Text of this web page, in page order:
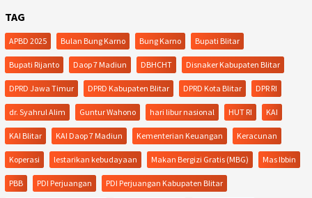
TAG
APBD 2025 Bulan Bung Karno Bung Karno Bupati Blitar
Bupati Rijanto Daop 7 Madiun DBHCHT Disnaker Kabupaten Blitar
DPRD Jawa Timur DPRD Kabupaten Blitar DPRD Kota Blitar DPR RI
dr. Syahrul Alim Guntur Wahono hari libur nasional HUT RI KAI
KAI Blitar KAI Daop 7 Madiun Kementerian Keuangan Keracunan
Koperasi lestarikan kebudayaan Makan Bergizi Gratis (MBG) Mas Ibbin
PBB PDI Perjuangan PDI Perjuangan Kabupaten Blitar